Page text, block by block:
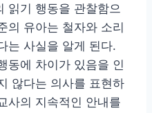
읽기 행동을 관찰함으
의 유아는 철자와 소리
는 사실을 알게 된다.
동에 차이가 있음을 인
않다는 의사를 표현하
사의 지속적인 안내를